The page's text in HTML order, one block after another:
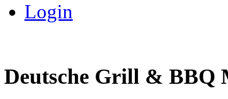
Login
Deutsche Grill & BBQ